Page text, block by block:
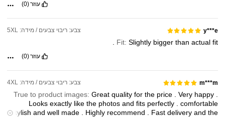
עוזר(0)
y***e צבע: ריבוי צבעים / מידה: 5XL
Fit: Slightly bigger than actual fit
.
עוזר(0)
m***m צבע: ריבוי צבעים / מידה: 4XL
True to product images: Great quality for the price . Very happy .
Looks exactly like the photos and fits perfectly . comfortable
stylish and well made . Highly recommend . Fast delivery and the